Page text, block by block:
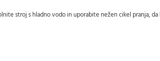
stroj s hladno vodo in uporabite nežen cikel pranja,